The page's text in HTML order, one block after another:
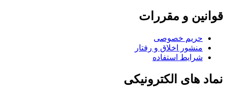
قوانین و مقررات
حریم خصوصی
منشور اخلاق و رفتار
شرایط استفاده
نماد های الکترونیکی